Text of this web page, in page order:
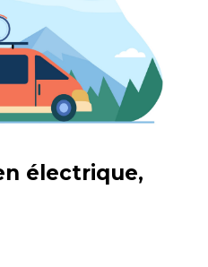
électrique,